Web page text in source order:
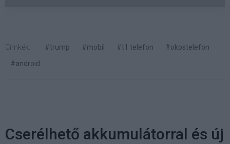
Címkék: #trump #mobil #t1 telefon
#okostelefon
#android
Cserélhető akkumulátorral és új